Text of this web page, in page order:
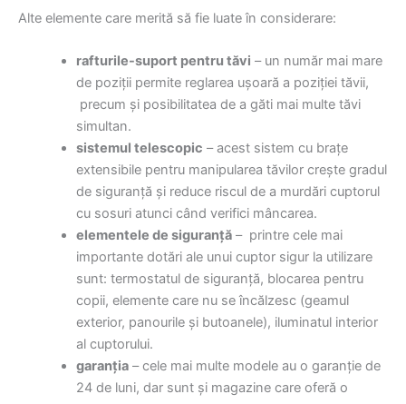
Alte elemente care merită să fie luate în considerare:
rafturile-suport pentru tăvi – un număr mai mare
de poziții permite reglarea ușoară a poziției tăvii,
precum și posibilitatea de a găti mai multe tăvi
simultan.
sistemul telescopic – acest sistem cu brațe
extensibile pentru manipularea tăvilor crește gradul
de siguranță și reduce riscul de a murdări cuptorul
cu sosuri atunci când verifici mâncarea.
elementele de siguranță– printre cele mai
importante dotări ale unui cuptor sigur la utilizare
sunt: termostatul de siguranță, blocarea pentru
copii, elemente care nu se încălzesc (geamul
exterior, panourile și butoanele), iluminatul interior
al cuptorului.
garanția– cele mai multe modele au o garanție de
24 de luni, dar sunt și magazine care oferă o